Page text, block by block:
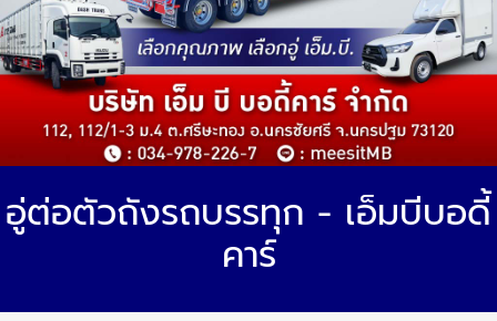
อู่ต่อตัวถังรถบรรทุก - เอ็มบีบอดี้
คาร์